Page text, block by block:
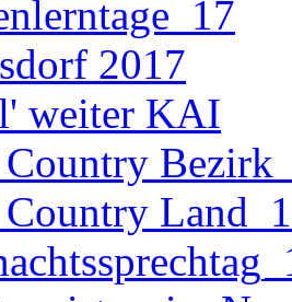
2017
weiter KAI
Country
Country